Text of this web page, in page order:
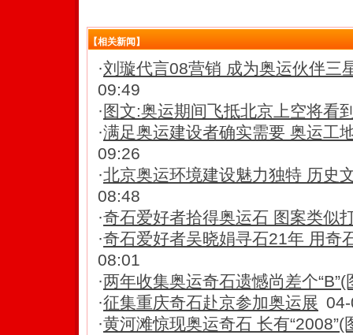
【相关新闻】
·刘璇代言08营销 成为奥运伙伴三
09:49
· 图文:奥运期间飞抵北京上空将看
·满足奥运建设者确实需要 奥运工
09:26
·北京奥运环境建设魅力独特 历史
08:48
·奇石爱好者拾得奥运石 图案类似
·奇石爱好者吴晓娟寻石21年 用奇
08:01
·两年收集奥运奇石遗憾尚差个“B”(
·征集重庆奇石赴京参加奥运展
·黄河滩惊现奥运奇石 长有“2008”(